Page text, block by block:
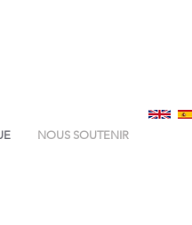
NOUS SOUTENIR